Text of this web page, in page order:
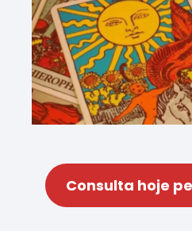
Consulta hoje